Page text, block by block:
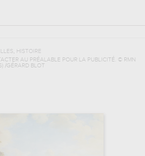
, HISTOIRE
AU PRÉALABLE POUR LA PUBLICITÉ. © RMN
/GÉRARD BLOT